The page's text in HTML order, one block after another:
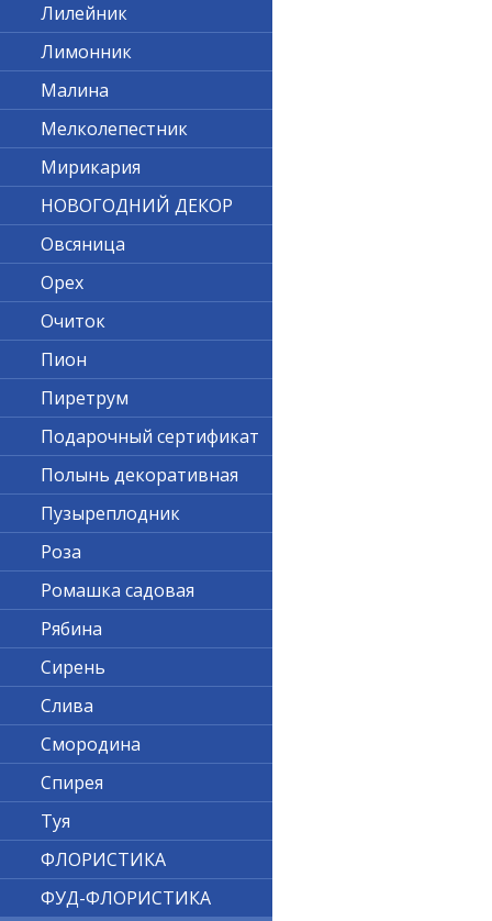
Лилейник
Лимонник
Малина
Мелколепестник
Мирикария
НОВОГОДНИЙ ДЕКОР
Овсяница
Орех
Очиток
Пион
Пиретрум
Подарочный сертификат
Полынь декоративная
Пузыреплодник
Роза
Ромашка садовая
Рябина
Сирень
Слива
Смородина
Спирея
Туя
ФЛОРИСТИКА
ФУД-ФЛОРИСТИКА